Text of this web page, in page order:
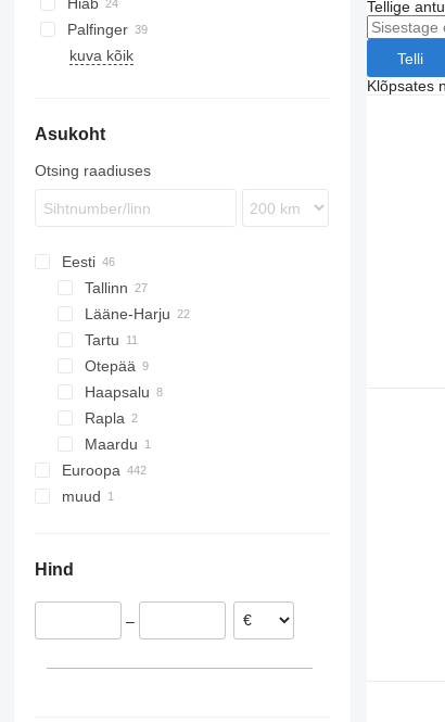
Palfinger
kuva kõik
Asukoht
Otsing raadiuses
Eesti
Tallinn
Lääne-Harju
Tartu
Otepää
Haapsalu
Rapla
Maardu
Euroopa
Belgia
Itaalia
muud
Hind
–
Tellige
Telli
Klõpsates